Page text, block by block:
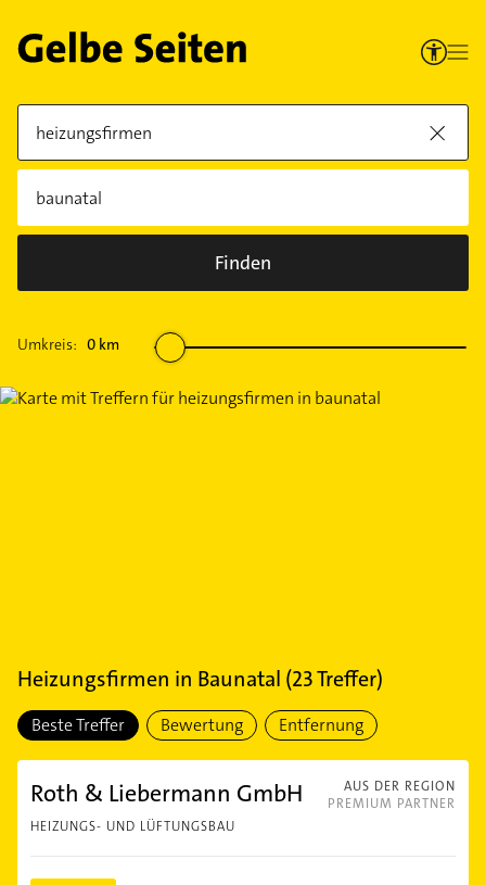
Finden
Umkreis: 0 km
Heizungsfirmen in Baunatal (23Treffer)
Beste Treffer Bewertung Entfernung
AUS DER REGION
PREMIUM PARTNER
Roth & Liebermann GmbH
HEIZUNGS- UND LÜFTUNGSBAU